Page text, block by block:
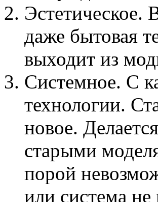
Эстетическое.
даже бытовая
выходит из
Системное. С
технологии.
новое.
старыми
порой
или система